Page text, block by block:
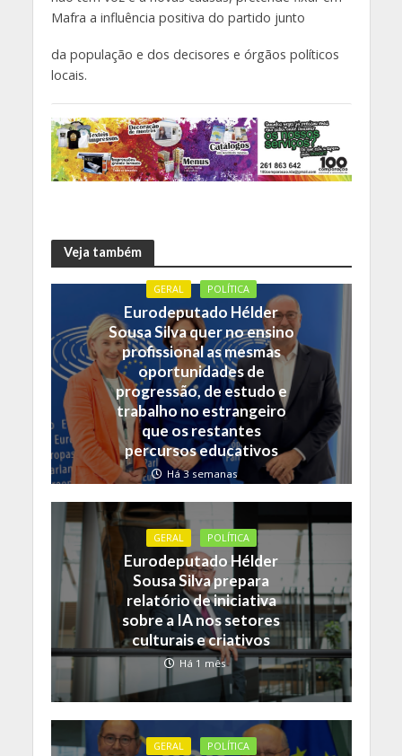
Mafra a influência positiva do partido junto
da população e dos decisores e órgãos políticos
locais.
Veja também
GERAL POLÍTICA
Eurodeputado Hélder
Sousa Silva quer no ensino
profissional as mesmas
oportunidades de
progressão, de estudo e
trabalho no estrangeiro
que os restantes
percursos educativos
Há 3 semanas
GERAL POLÍTICA
Eurodeputado Hélder
Sousa Silva prepara
relatório de iniciativa
sobre a IA nos setores
culturais e criativos
Há 1 mês
GERAL POLÍTICA